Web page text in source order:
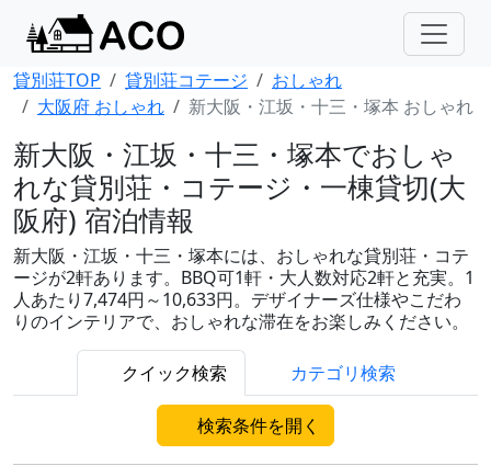
貸別荘TOP 貸別荘コテージ
おしゃれ
大阪府 おしゃれ
新大阪・江坂・十三・塚本 おしゃれ
新大阪・江坂・十三・塚本でおしゃ
れな貸別荘・コテージ・一棟貸切(大
阪府) 宿泊情報
新大阪・江坂・十三・塚本には、おしゃれな貸別荘・コテ
ージが2軒あります。BBQ可1軒・大人数対応2軒と充実。1
人あたり7,474円～10,633円。デザイナーズ仕様やこだわ
りのインテリアで、おしゃれな滞在をお楽しみください。
クイック検索 カテゴリ検索
検索条件を開く